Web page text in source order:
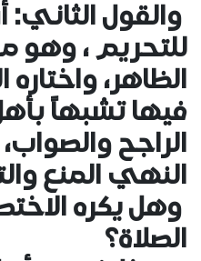
والقول
للتحريم ، وهو
الظاهر،
فيها تشبهاً
الراجح
النهي المنع
وهل يكره
الصلاة؟